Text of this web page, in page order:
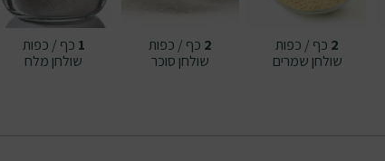
2 כף / כפות
שולחןשמרים
2 כף / כפות
שולחןסוכר
1 כף / כפות
שולחןמלח